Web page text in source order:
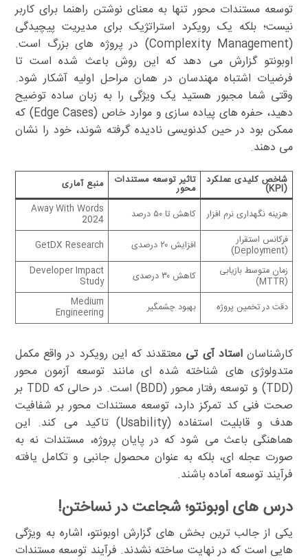
توسعه مستندات محور تنها به معنای نوشتن راهنما برای کاربر
نیست؛ بلکه یک رویکرد استراتژیک برای مدیریت پیچیدگی
(Complexity Management) در پروژه های بزرگ است.
اوبونتو گزارش می دهد که این روش باعث شده است تا
فرضیات اشتباه مهندسان در همان مراحل اولیه آشکار شود.
وقتی شما مجبور هستید یک ویژگی را به زبان ساده توضیح
دهید، حفره های پیاده سازی و موارد خاص (Edge Cases) که
ممکن بود در حین کدنویسی نادیده گرفته شوند، خود را نشان
می دهند.
شاخص کلیدی عملکرد
(KPI)
تاثیر توسعه مستندات
محور منبع آماری
هزینه نگهداری نرم افزار کاهش تا ۵۰ درصد Away With Words
2024
فرکانس استقرار
(Deployment) افزایش ۲۰ درصدی
GetDX Research
زمان متوسط بازیابی
(MTTR) کاهش ۳۰ درصدی Developer Impact
Study
دقت در تخمین پروژه
بهبود چشمگیر Medium
Engineering
کارشناساناستاد آی تی معتقدند که این رویکرد در واقع مکمل
متدولوژی های شناخته شده ای مانند توسعه آزمون محور
(TDD) و توسعه رفتار محور (BDD) است. در حالی که TDD بر
صحت فنی کد تمرکز دارد، توسعه مستندات محور بر شفافیت
هدف و قابلیت استفاده (Usability) تاکید می کند. این
هماهنگی باعث می شود که در پایان پروژه، مستندات نه به
صورت عجله ای، بلکه به عنوان محصول جانبی و تکامل یافته
فرآیند توسعه آماده باشند.
درس های اوبونتو؛ شجاعت در نساختن!
یکی از جالب ترین بخش های گزارش اوبونتو، اشاره به ویژگی
هایی است که در نهایت ساخته نشدند. فرآیند توسعه مستندات